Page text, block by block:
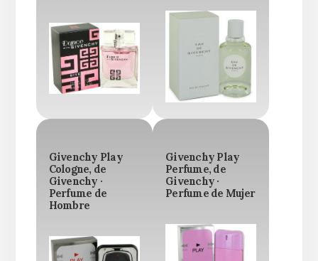
Givenchy Play
Cologne, de
Givenchy ·
Perfume de
Hombre
Givenchy Play
Perfume, de
Givenchy ·
Perfume de Mujer